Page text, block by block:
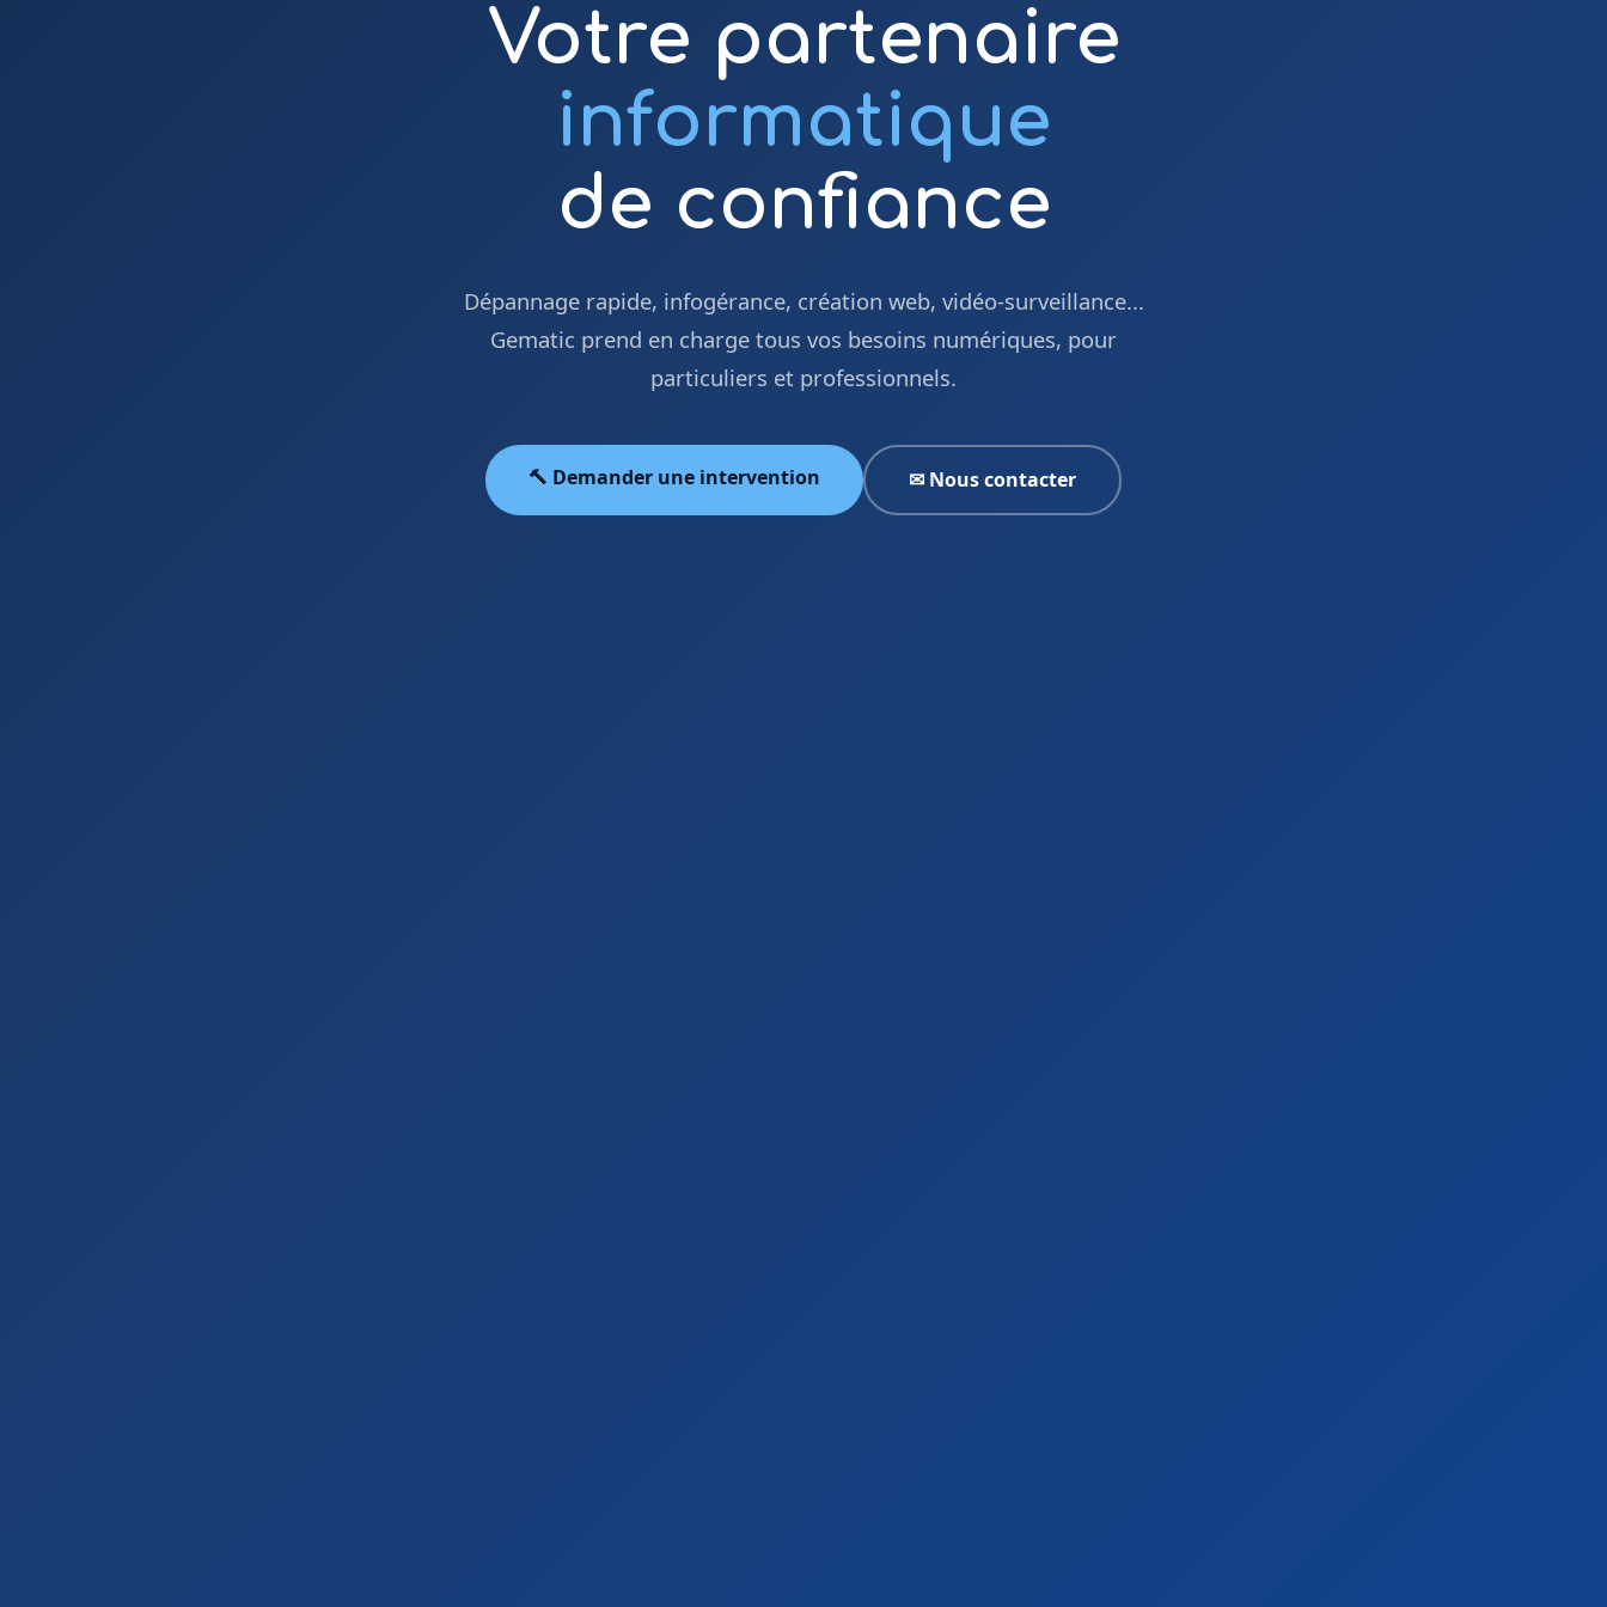
Votre partenaire
informatique
de confiance
Dépannage rapide, infogérance, création web, vidéo-surveillance...
Gematic prend en charge tous vos besoins numériques, pour
particuliers et professionnels.
🔨 Demander une intervention ✉ Nous contacter